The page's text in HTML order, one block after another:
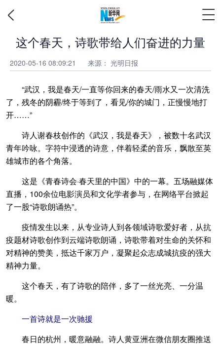
这个春天，诗歌带给人们奋进的力量
2020-05-16 08:09:21 来源： 光明日报
“武汉，我是春天/一直等你回来的春天/雨水又一次清洗
了，残冬的阴霾/终于等到了，看见/你的城门，正慢慢地打
开……”
诗人谢春枝创作的《武汉，我是春天》，被数十名武汉
青年吟咏。字符中浸透的诗意，伴着轻柔的音乐，飘散至英
雄城市的各个角落。
这是《青春诗会·春天里的中国》中的一幕。五场融媒体
直播，100余位电影演员和文化学者参与，在网络平台掀起
了一股“诗歌朗诵热”。
疫情发生以来，从专业诗人到各领域诗歌爱好者，从抗
疫题材诗歌创作到云端诗歌朗诵，诗歌带着对生命的关怀和
对精神的赞美，抵达千家万户，凝聚起众志成城抗疫的强大
精神力量。
这个春天，有了诗歌的陪伴，多了一丝光亮、一分温
暖。
一首诗就是一次驰援
春日的杭州，暖意融融。诗人黄亚洲在微信朋友圈推送